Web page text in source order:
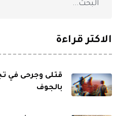
الاكثر قراءة
قتلى وجرحى في
بالجوف